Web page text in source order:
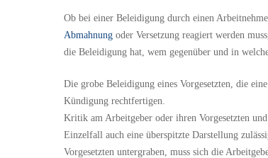
Suche
Ob bei einer Beleidigung durch einen
Abmahnung oder Versetzung reagiert werden
die Beleidigung hat, wem gegenüber und in
Die grobe Beleidigung eines Vorgesetzten, die
Kündigung rechtfertigen.
Kritik am Arbeitgeber oder ihren Vorgesetzten
Einzelfall auch eine überspitzte Darstellung
Vorgesetzten untergraben, muss sich die